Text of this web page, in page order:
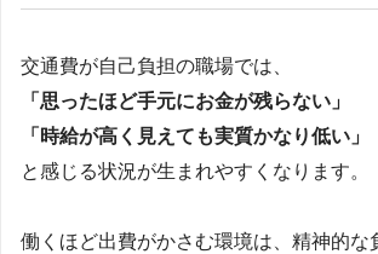
交通費が自己負担の職場では、
「思ったほど手元にお金が残らない」
「時給が高く見えても実質かなり低い」
と感じる状況が生まれやすくなります。
働くほど出費がかさむ環境は、精神的な